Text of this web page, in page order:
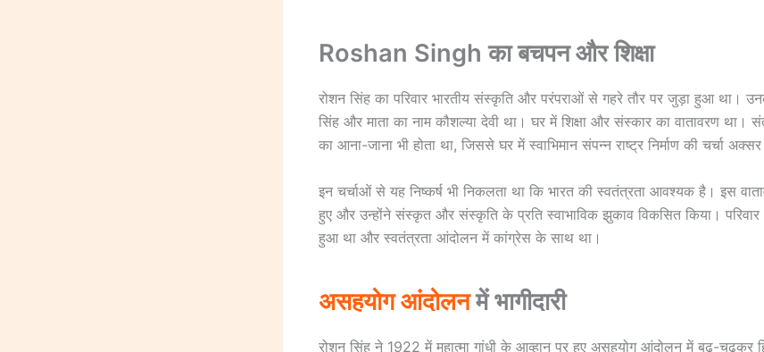
Roshan Singh का बचपन और शिक्षा
रोशन सिंह का परिवार भारतीय संस्कृति और परंपराओं से गहरे तौर पर जुड़ा हुआ था।
सिंह और माता का नाम कौशल्या देवी था। घर में शिक्षा और संस्कार का वातावरण था।
का आना-जाना भी होता था, जिससे घर में स्वाभिमान संपन्न राष्ट्र निर्माण की चर्चा अक्सर
इन चर्चाओं से यह निष्कर्ष भी निकलता था कि भारत की स्वतंत्रता आवश्यक है। इस
हुए और उन्होंने संस्कृत और संस्कृति के प्रति स्वाभाविक झुकाव विकसित किया।
हुआ था और स्वतंत्रता आंदोलन में कांग्रेस के साथ था।
असहयोग आंदोलनमें भागीदारी
रोशन सिंह ने 1922 में महात्मा गांधी के आव्हान पर हुए असहयोग आंदोलन में बढ़-चढ़कर